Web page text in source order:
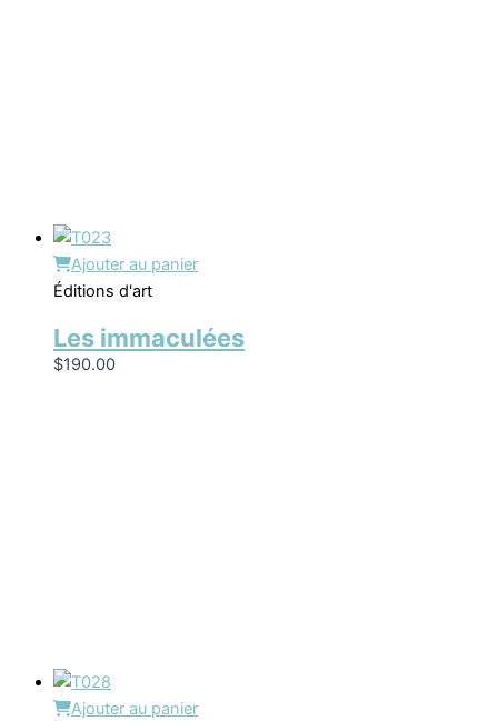
Ajouter au panier
Éditions d'art
Les immaculées
$190.00
Ajouter au panier